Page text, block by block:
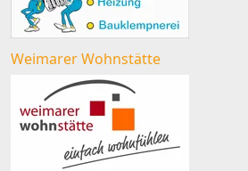
Weimarer Wohnstätte